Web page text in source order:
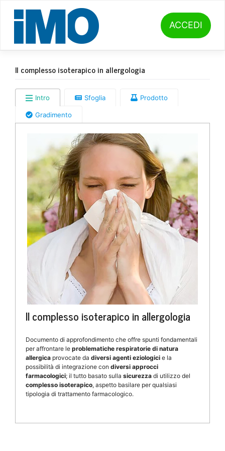
content
ACCEDI
Il complesso isoterapico in allergologia
Intro Sfoglia Prodotto
Gradimento
Il complesso isoterapico in allergologia
Documento di approfondimento che offre spunti fondamentali
per affrontare le problematiche respiratorie di natura
allergica provocate da diversi agenti eziologici e la
possibilità di integrazione con diversi approcci
farmacologici; il tutto basato sulla sicurezza di utilizzo del
complesso isoterapico, aspetto basilare per qualsiasi
tipologia di trattamento farmacologico.